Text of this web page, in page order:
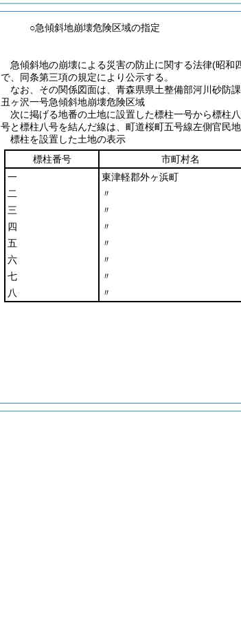
○急傾斜地崩壊危険区域の指定
急傾斜地の崩壊による災害の防止に関する法律(昭和
で、同条第三項の規定により公示する。
なお、その関係図面は、青森県県土整備部河川砂防
丑ヶ沢一号急傾斜地崩壊危険区域
次に掲げる地番の土地に設置した標柱一号から標柱
号と標柱八号を結んだ線は、町道桜町五号線左側官民
標柱を設置した土地の表示
標柱番号
市町村名
一
東津軽郡外ヶ浜町
二
〃
三
〃
四
〃
五
〃
六
〃
七
〃
八
〃